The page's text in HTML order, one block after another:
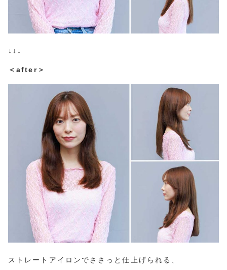
↓↓↓
＜after＞
ストレートアイロンでささっと仕上げられる、